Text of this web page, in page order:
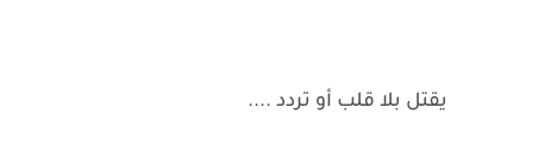
يقتل بلا قلب أو تردد ....